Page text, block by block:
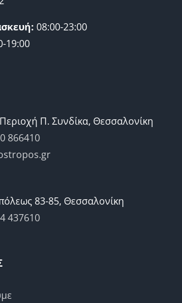
08:00-23:00
19:00
Π. Συνδίκα, Θεσσαλονίκη
866410
83-85, Θεσσαλονίκη
437610